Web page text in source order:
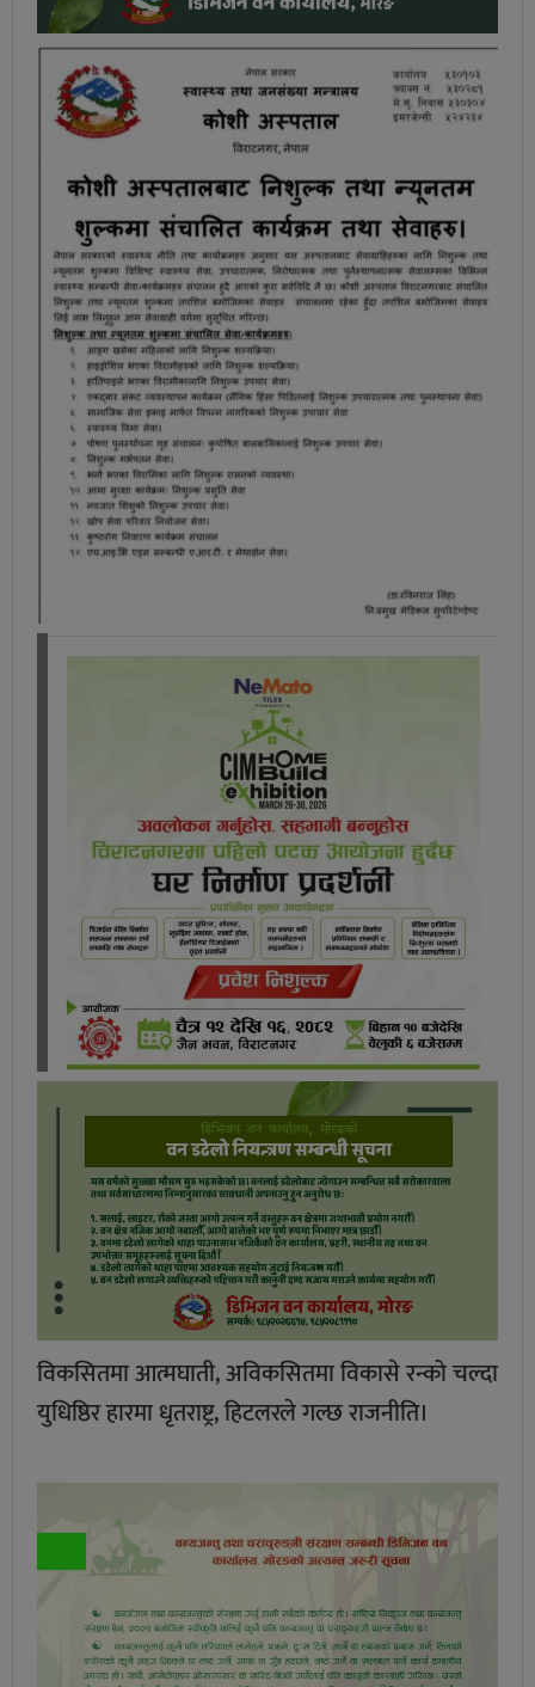
विकसितमा आत्मघाती, अविकसितमा विकासे रन्को चल्दा
युधिष्ठिर हारमा धृतराष्ट्र, हिटलरले गल्छ राजनीति।